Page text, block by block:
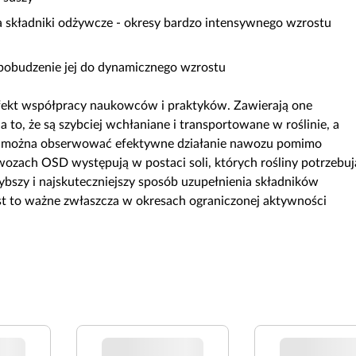
odżywcze - okresy bardzo intensywnego wzrostu
jej do dynamicznego wzrostu
współpracy naukowców i praktyków. Zawierają one
to, że są szybciej wchłaniane i transportowane w roślinie, a
obserwować efektywne działanie nawozu pomimo
OSD występują w postaci soli, których rośliny
i najskuteczniejszy sposób uzupełnienia składników
ważne zwłaszcza w okresach ograniczonej aktywności